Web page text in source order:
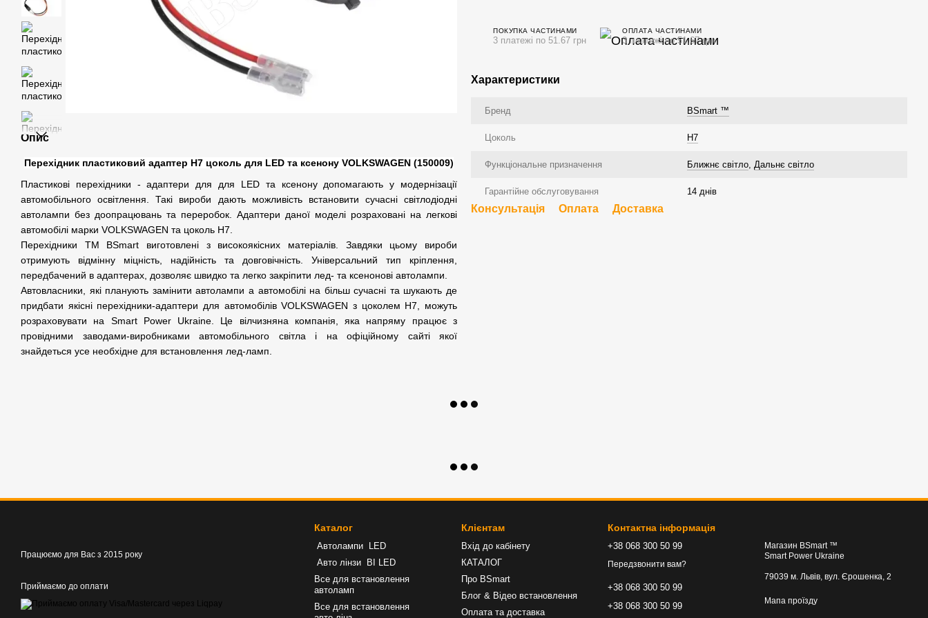
Опис
Перехідник пластиковий адаптер H7 цоколь для LED та ксенону VOLKSWAGEN (150009)
Пластикові перехідники - адаптери для для LED та ксенону допомагають у модернізації
автомобільного освітлення. Такі вироби дають можливість встановити сучасні світлодіодні
автолампи без доопрацювань та переробок. Адаптери даної моделі розраховані на легкові
автомобілі марки VOLKSWAGEN та цоколь H7.
Перехідники ТМ BSmart виготовлені з високоякісних матеріалів. Завдяки цьому вироби
отримують відмінну міцність, надійність та довговічність. Універсальний тип кріплення,
передбачений в адаптерах, дозволяє швидко та легко закріпити лед- та ксенонові автолампи.
Автовласники, які планують замінити автолампи а автомобілі на більш сучасні та шукають де
придбати якісні перехідники-адаптери для автомобілів VOLKSWAGEN з цоколем H7, можуть
розраховувати на Smart Power Ukraine. Це вілчизняна компанія, яка напряму працює з
провідними заводами-виробниками автомобільного світла і на офіційному сайті якої
знайдеться усе необхідне для встановлення лед-ламп.
ПОКУПКА ЧАСТИНАМИ
3 платежі по 51.67 грн
ОПЛАТА ЧАСТИНАМИ
3 платежі по 51.67 грн
Характеристики
Бренд BSmart ™
Цоколь H7
Функціональне призначення Ближнє світло, Дальнє світло
Гарантійне обслуговування 14 днів
Консультація Оплата Доставка
Працюємо для Вас з 2015 року
Приймаємо до оплати
Каталог
Автолампи LED
Авто лінзи BI LED
Все для встановлення
автоламп
Все для встановлення
Клієнтам
Вхід до кабінету
КАТАЛОГ
Про BSmart
Блог & Відео встановлення
Оплата та доставка
Контактна інформація
+38 068 300 50 99
Передзвонити вам?
+38 068 300 50 99
+38 068 300 50 99
Магазин BSmart ™
Smart Power Ukraine
79039 м. Львів, вул. Єрошенка, 2
Мапа проїзду